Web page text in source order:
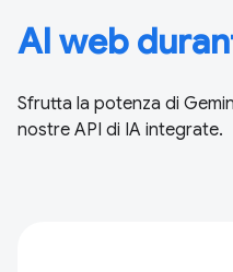
AI web
Sfrutta la potenza di
nostre API di IA integrate.